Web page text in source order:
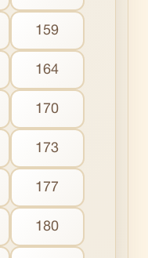
159
164
170
173
177
180